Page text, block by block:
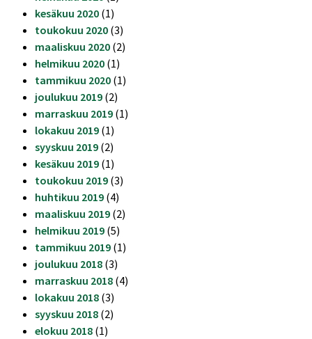
kesäkuu 2020 (1)
toukokuu 2020 (3)
maaliskuu 2020 (2)
helmikuu 2020 (1)
tammikuu 2020 (1)
joulukuu 2019 (2)
marraskuu 2019 (1)
lokakuu 2019 (1)
syyskuu 2019 (2)
kesäkuu 2019 (1)
toukokuu 2019 (3)
huhtikuu 2019 (4)
maaliskuu 2019 (2)
helmikuu 2019 (5)
tammikuu 2019 (1)
joulukuu 2018 (3)
marraskuu 2018 (4)
lokakuu 2018 (3)
syyskuu 2018 (2)
elokuu 2018 (1)